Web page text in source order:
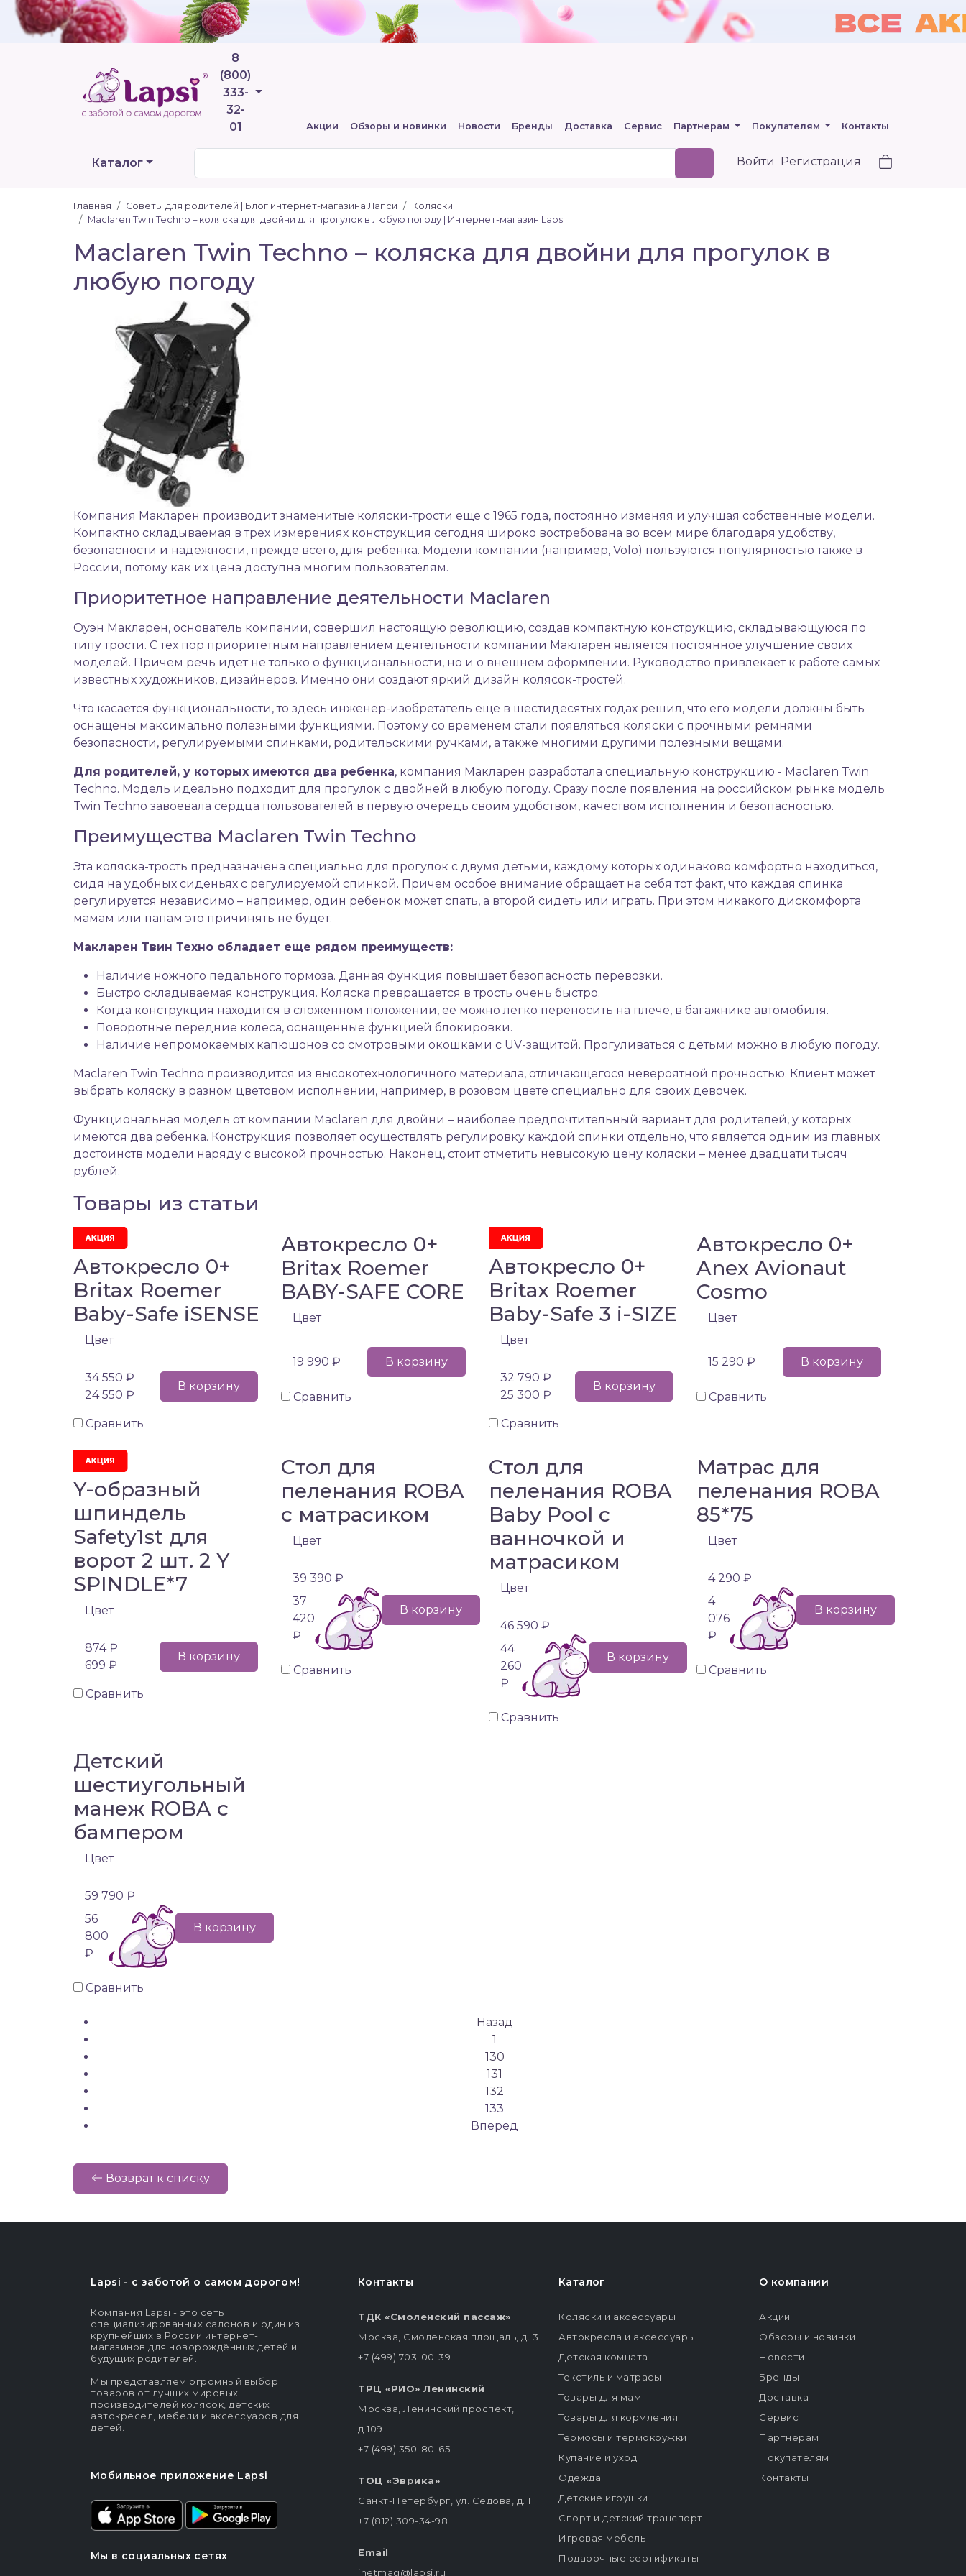
8
(800)
333-
32-
01
Телефоны
Акции Обзоры и новинки Новости Бренды Доставка Сервис Партнерам Покупателям Контакты
Каталог Войти Регистрация
Главная Советы для родителей | Блог интернет-магазина Лапси
Коляски
Maclaren Twin Techno – коляска для двойни для прогулок в любую погоду | Интернет-магазин Lapsi
Maclaren Twin Techno – коляска для двойни для прогулок в
любую погоду
Компания Макларен производит знаменитые коляски-трости еще с 1965 года, постоянно изменяя и улучшая собственные модели.
Компактно складываемая в трех измерениях конструкция сегодня широко востребована во всем мире благодаря удобству,
безопасности и надежности, прежде всего, для ребенка. Модели компании (например, Volo) пользуются популярностью также в
России, потому как их цена доступна многим пользователям.
Приоритетное направление деятельности Maclaren
Оуэн Макларен, основатель компании, совершил настоящую революцию, создав компактную конструкцию, складывающуюся по
типу трости. С тех пор приоритетным направлением деятельности компании Макларен является постоянное улучшение своих
моделей. Причем речь идет не только о функциональности, но и о внешнем оформлении. Руководство привлекает к работе самых
известных художников, дизайнеров. Именно они создают яркий дизайн колясок-тростей.
Что касается функциональности, то здесь инженер-изобретатель еще в шестидесятых годах решил, что его модели должны быть
оснащены максимально полезными функциями. Поэтому со временем стали появляться коляски с прочными ремнями
безопасности, регулируемыми спинками, родительскими ручками, а также многими другими полезными вещами.
Для родителей, у которых имеются два ребенка, компания Макларен разработала специальную конструкцию - Maclaren Twin
Techno. Модель идеально подходит для прогулок с двойней в любую погоду. Сразу после появления на российском рынке модель
Twin Techno завоевала сердца пользователей в первую очередь своим удобством, качеством исполнения и безопасностью.
Преимущества Maclaren Twin Techno
Эта коляска-трость предназначена специально для прогулок с двумя детьми, каждому которых одинаково комфортно находиться,
сидя на удобных сиденьях с регулируемой спинкой. Причем особое внимание обращает на себя тот факт, что каждая спинка
регулируется независимо – например, один ребенок может спать, а второй сидеть или играть. При этом никакого дискомфорта
мамам или папам это причинять не будет.
Макларен Твин Техно обладает еще рядом преимуществ:
Наличие ножного педального тормоза. Данная функция повышает безопасность перевозки.
Быстро складываемая конструкция. Коляска превращается в трость очень быстро.
Когда конструкция находится в сложенном положении, ее можно легко переносить на плече, в багажнике автомобиля.
Поворотные передние колеса, оснащенные функцией блокировки.
Наличие непромокаемых капюшонов со смотровыми окошками с UV-защитой. Прогуливаться с детьми можно в любую погоду.
Maclaren Twin Techno производится из высокотехнологичного материала, отличающегося невероятной прочностью. Клиент может
выбрать коляску в разном цветовом исполнении, например, в розовом цвете специально для своих девочек.
Функциональная модель от компании Maclaren для двойни – наиболее предпочтительный вариант для родителей, у которых
имеются два ребенка. Конструкция позволяет осуществлять регулировку каждой спинки отдельно, что является одним из главных
достоинств модели наряду с высокой прочностью. Наконец, стоит отметить невысокую цену коляски – менее двадцати тысяч
рублей.
Товары из статьи
Автокресло 0+
Britax Roemer
Baby-Safe iSENSE
Цвет
34 550 ₽
24 550 ₽
В корзину
Сравнить
Автокресло 0+
Britax Roemer
BABY-SAFE CORE
Цвет
19 990 ₽ В корзину
Сравнить
Автокресло 0+
Britax Roemer
Baby-Safe 3 i-SIZE
Цвет
32 790 ₽
25 300 ₽
В корзину
Сравнить
Автокресло 0+
Anex Avionaut
Cosmo
Цвет
15 290 ₽ В корзину
Сравнить
Y-образный
шпиндель
Safety1st для
ворот 2 шт. 2 Y
SPINDLE*7
Цвет
874 ₽
699 ₽
В корзину
Сравнить
Стол для
пеленания ROBA
с матрасиком
Цвет
39 390 ₽
37
420
₽
В корзину
Сравнить
Стол для
пеленания ROBA
Baby Pool с
ванночкой и
матрасиком
Цвет
46 590 ₽
44
260
₽
В корзину
Сравнить
Матрас для
пеленания ROBA
85*75
Цвет
4 290 ₽
4
076
₽
В корзину
Сравнить
Детский
шестиугольный
манеж ROBA с
бампером
Цвет
59 790 ₽
56
800
₽
В корзину
Сравнить
Назад
1
130
131
132
133
Вперед
Возврат к списку
Lapsi - c заботой о самом дорогом!
Компания Lapsi - это сеть
специализированных салонов и один из
крупнейших в России интернет-
магазинов для новорождённых детей и
будущих родителей.
Мы представляем огромный выбор
товаров от лучших мировых
производителей колясок, детских
автокресел, мебели и аксессуаров для
детей.
Мобильное приложение Lapsi
Мы в социальных сетях
Контакты
ТДК «Смоленский пассаж»
Москва, Смоленская площадь, д. 3
+7 (499) 703-00-39
ТРЦ «РИО» Ленинский
Москва, Ленинский проспект,
д.109
+7 (499) 350-80-65
ТОЦ «Эврика»
Санкт-Петербург, ул. Седова, д. 11
+7 (812) 309-34-98
Email
inetmag@lapsi.ru
Каталог
Коляски и аксессуары
Автокресла и аксессуары
Детская комната
Текстиль и матрасы
Товары для мам
Товары для кормления
Термосы и термокружки
Купание и уход
Одежда
Детские игрушки
Спорт и детский транспорт
Игровая мебель
Подарочные сертификаты
О компании
Акции
Обзоры и новинки
Новости
Бренды
Доставка
Сервис
Партнерам
Покупателям
Контакты